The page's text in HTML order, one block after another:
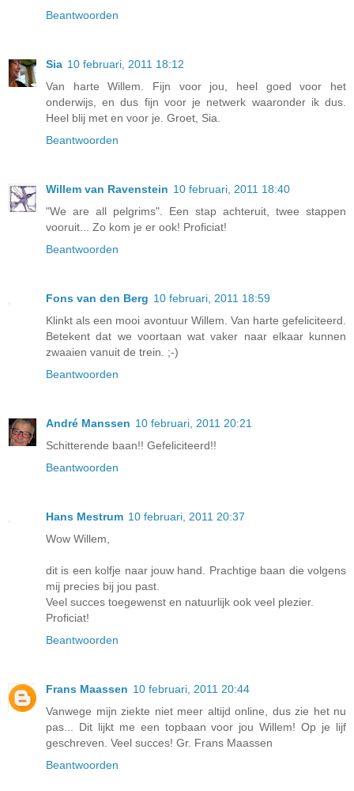
Beantwoorden
Sia 10 februari, 2011 18:12
Van harte Willem. Fijn voor jou, heel goed voor het
onderwijs, en dus fijn voor je netwerk waaronder ik dus.
Heel blij met en voor je. Groet, Sia.
Beantwoorden
Willem van Ravenstein 10 februari, 2011 18:40
"We are all pelgrims". Een stap achteruit, twee stappen
vooruit... Zo kom je er ook! Proficiat!
Beantwoorden
Fons van den Berg 10 februari, 2011 18:59
Klinkt als een mooi avontuur Willem. Van harte gefeliciteerd.
Betekent dat we voortaan wat vaker naar elkaar kunnen
zwaaien vanuit de trein. ;-)
Beantwoorden
André Manssen 10 februari, 2011 20:21
Schitterende baan!! Gefeliciteerd!!
Beantwoorden
Hans Mestrum 10 februari, 2011 20:37
Wow Willem,
dit is een kolfje naar jouw hand. Prachtige baan die volgens
mij precies bij jou past.
Veel succes toegewenst en natuurlijk ook veel plezier.
Proficiat!
Beantwoorden
Frans Maassen 10 februari, 2011 20:44
Vanwege mijn ziekte niet meer altijd online, dus zie het nu
pas... Dit lijkt me een topbaan voor jou Willem! Op je lijf
geschreven. Veel succes! Gr. Frans Maassen
Beantwoorden